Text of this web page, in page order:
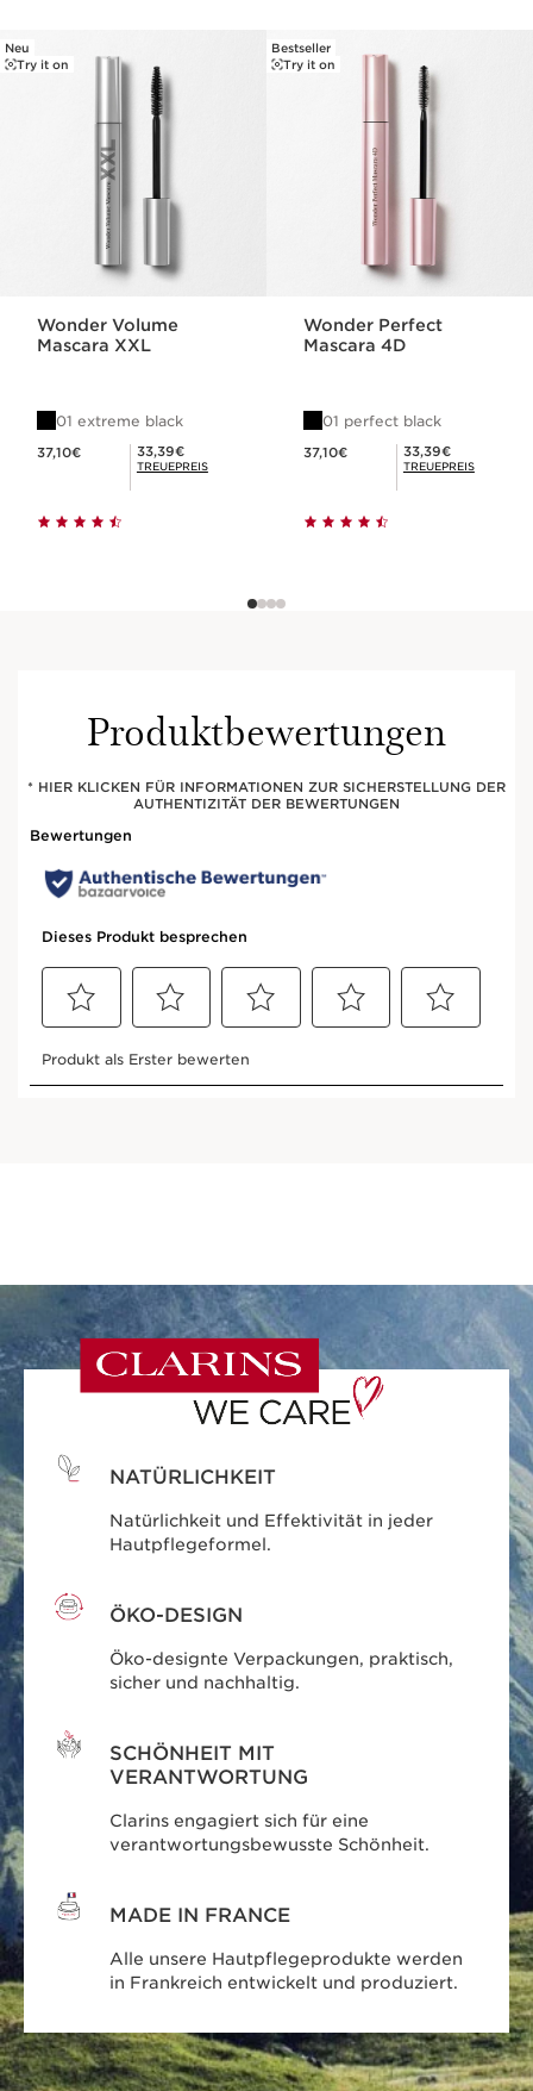
WEITER ZUM INHALT
Neu
Try it on
Wonder Volume
Mascara XXL
01 extreme black
37,10€ Mitgliederpreis 33,39€
33,39€
TREUEPREIS
Bestseller
Try it on
Wonder Perfect
Mascara 4D
01 perfect black
37,10€ Mitgliederpreis 33,39€
33,39€
TREUEPREIS
Produktbewertungen
* HIER KLICKEN FÜR INFORMATIONEN ZUR SICHERSTELLUNG DER
AUTHENTIZITÄT DER BEWERTUNGEN
NATÜRLICHKEIT
Natürlichkeit und Effektivität in jeder
Hautpflegeformel.
ÖKO-DESIGN
Öko-designte Verpackungen, praktisch,
sicher und nachhaltig.
SCHÖNHEIT MIT
VERANTWORTUNG
Clarins engagiert sich für eine
verantwortungsbewusste Schönheit.
MADE IN FRANCE
Alle unsere Hautpflegeprodukte werden
in Frankreich entwickelt und produziert.